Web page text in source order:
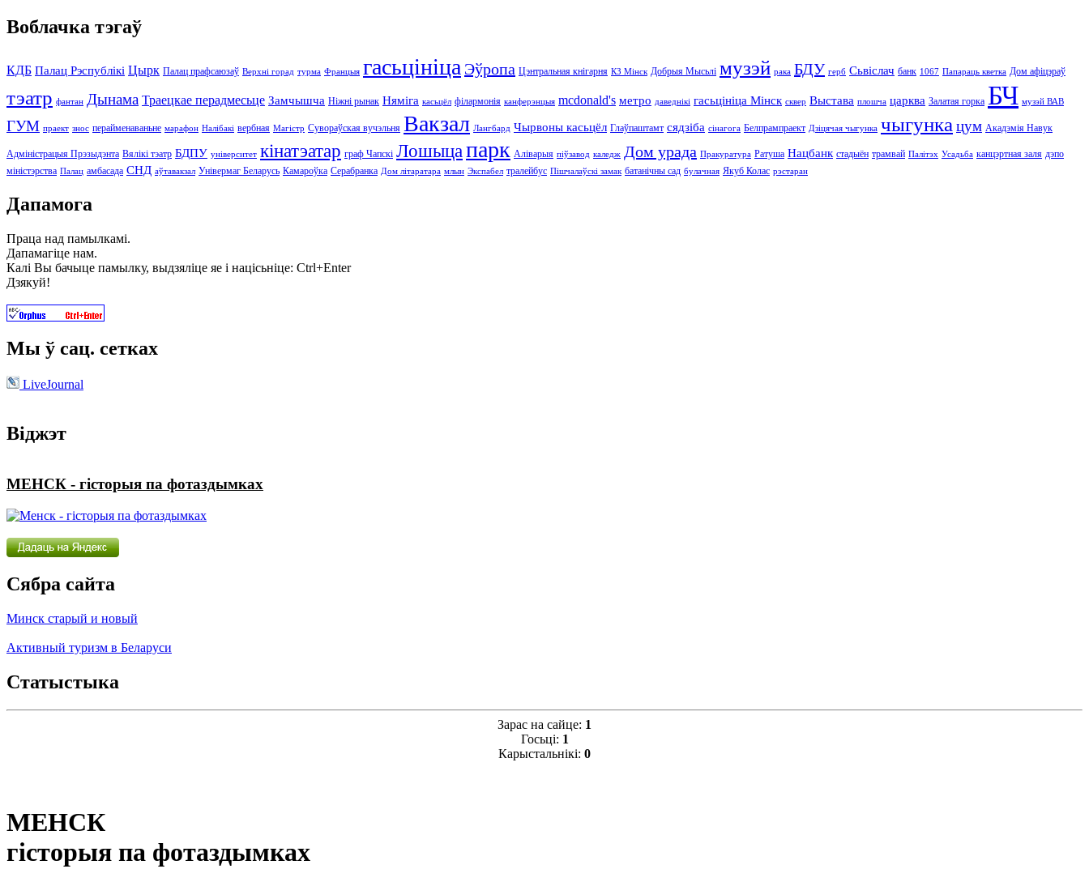
Воблачка тэгаў
КДБ Палац Рэспублікі Цырк Палац прафсаюзаў Верхні горад турма Францыя гасьцініца Эўропа Цэнтральная кнігарня КЗ Мінск Добрыя Мысьлі музэй рака БДУ герб Сьвіслач банк 1067 Папараць кветка Дом афіцэраў
тэатр фантан Дынама Траецкае перадмесьце Замчышча Ніжні рынак Няміга касьцёл філармонія канферэнцыя mcdonald's метро даведнікі гасьцініца Мінск сквер Выстава плошча царква Залатая горка БЧ музэй ВАВ
ГУМ праект знос перайменаваньне марафон Налібакі вербная Магістр Сувораўская вучэльня Вакзал Лангбард Чырвоны касьцёл Глаўпаштамт сядзіба сінагога Белпрампраект Дзіцячая чыгунка чыгунка цум Акадэмія Навук
Адміністрацыя Прэзыдэнта Вялікі тэатр БДПУ університет кінатэатар граф Чапскі Лошыцапарк Аліварыя піўзавод каледж Дом урада Пракуратура Ратуша Нацбанк стадыён трамвай Палітэх Усадьба канцэртная заля дэпо
міністэрства Палац амбасада СНД аўтавакзал Універмаг Беларусь Камароўка Серабранка Дом літаратара млын Экспабел тралейбус Пішчалаўскі замак батанічны сад булачная Якуб Колас рэстаран
Дапамога
Праца над памылкамі.
Дапамагіце нам.
Калі Вы бачыце памылку, выдзяліце яе і націсьніце: Ctrl+Enter
Дзякуй!
Мы ў сац. сетках
LiveJournal
Віджэт
МЕНСК - гісторыя па фотаздымках
Сябра сайта
Минск старый и новый
Активный туризм в Беларуси
Статыстыка
Зарас на сайце: 1
Госьці: 1
Карыстальнікі: 0
МЕНСК
гісторыя па фотаздымках